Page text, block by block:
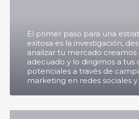
El primer paso para una
exitosa es la investigación,
analizar tu mercado
adecuado y lo dirigimos a tus
potenciales a través de
marketing en redes sociales y